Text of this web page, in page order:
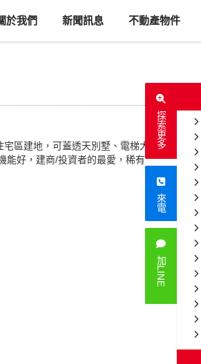
於我們 新聞訊息 不動產物件
區建地，可蓋透天別墅、電梯大
能好，建商/投資者的最愛，稀有